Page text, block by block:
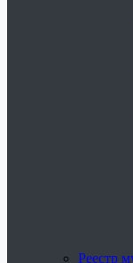
Реестр